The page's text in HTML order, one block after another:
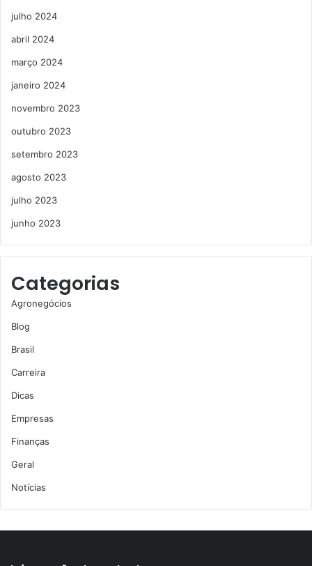
julho 2024
abril 2024
março 2024
janeiro 2024
novembro 2023
outubro 2023
setembro 2023
agosto 2023
julho 2023
junho 2023
Categorias
Agronegócios
Blog
Brasil
Carreira
Dicas
Empresas
Finanças
Geral
Notícias